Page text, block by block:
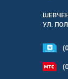
УЛ.